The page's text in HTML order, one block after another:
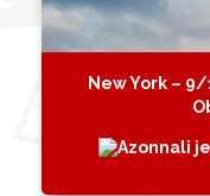
New York –